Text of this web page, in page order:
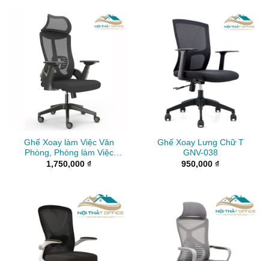
Ghế Xoay làm Việc Văn
Phòng, Phòng làm Việc
GLV-18
1,750,000 ₫
Ghế Xoay Lưng Chữ T
GNV-038
950,000 ₫